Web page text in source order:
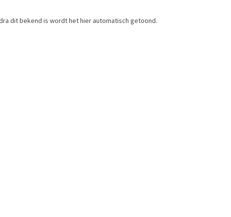
dit bekend is wordt het hier automatisch getoond.